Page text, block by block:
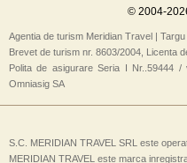
© 2004-
Agentia de turism Meridian Travel |
Brevet de turism nr. 8603/2004, Licenta
Polita de asigurare Seria I Nr..59444
Omniasig SA
S.C. MERIDIAN TRAVEL SRL este
MERIDIAN TRAVEL este marca